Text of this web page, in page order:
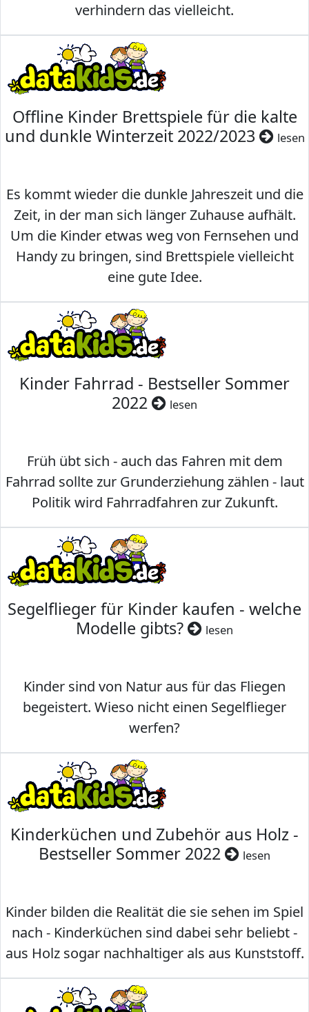
verhindern das vielleicht.
Offline Kinder Brettspiele für die kalte
und dunkle Winterzeit 2022/2023
lesen
Es kommt wieder die dunkle Jahreszeit und die
Zeit, in der man sich länger Zuhause aufhält.
Um die Kinder etwas weg von Fernsehen und
Handy zu bringen, sind Brettspiele vielleicht
eine gute Idee.
Kinder Fahrrad - Bestseller Sommer
2022
lesen
Früh übt sich - auch das Fahren mit dem
Fahrrad sollte zur Grunderziehung zählen - laut
Politik wird Fahrradfahren zur Zukunft.
Segelflieger für Kinder kaufen - welche
Modelle gibts?
lesen
Kinder sind von Natur aus für das Fliegen
begeistert. Wieso nicht einen Segelflieger
werfen?
Kinderküchen und Zubehör aus Holz -
Bestseller Sommer 2022
lesen
Kinder bilden die Realität die sie sehen im Spiel
nach - Kinderküchen sind dabei sehr beliebt -
aus Holz sogar nachhaltiger als aus Kunststoff.